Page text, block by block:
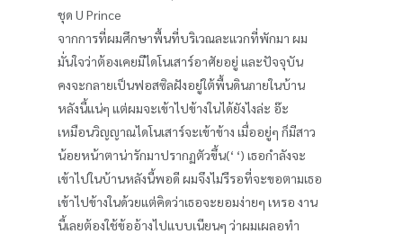
ชุด U Prince
จากการที่ผมศึกษาพื้นที่บริเวณละแวกที่พักมา ผม
มั่นใจว่าต้องเคยมีไดโนเสาร์อาศัยอยู่ และปัจจุบัน
คงจะกลายเป็นฟอสซิลฝังอยู่ใต้พื้นดินภายในบ้าน
หลังนี้แน่ๆ แต่ผมจะเข้าไปข้างในได้ยังไงล่ะ อ๊ะ
เหมือนวิญญาณไดโนเสาร์จะเข้าข้าง เมื่ออยู่ๆ ก็มีสาว
น้อยหน้าตาน่ารักมาปรากฏตัวขึ้น(‘ ‘) เธอกำลังจะ
เข้าไปในบ้านหลังนี้พอดี ผมจึงไม่รีรอที่จะขอตามเธอ
เข้าไปข้างในด้วยแต่คิดว่าเธอจะยอมง่ายๆ เหรอ งาน
นี้เลยต้องใช้ข้ออ้างไปแบบเนียนๆ ว่าผมเผลอทำ